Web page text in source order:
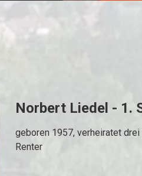
Norbert Liedel - 1.
geboren 1957, verheiratet drei
Renter